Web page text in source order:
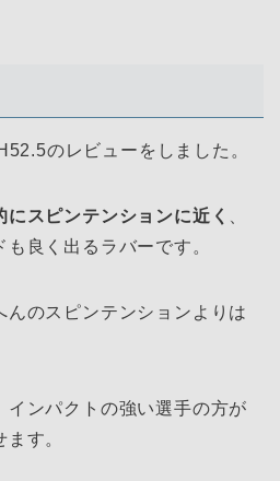
のレビューをしました。
にスピンテンションに近く
良く出るラバーです。
んのスピンテンションよりは
インパクトの強い選手の方が
す。